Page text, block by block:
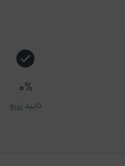
0%
تایید رزرو